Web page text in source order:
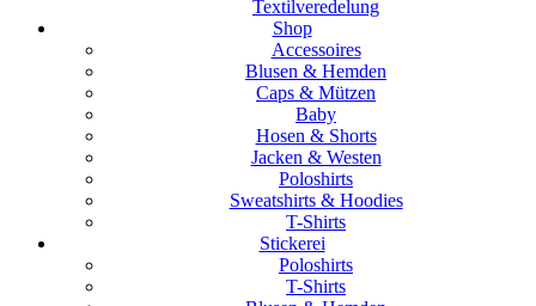
Textilveredelung
Shop
Accessoires
Blusen & Hemden
Caps & Mützen
Baby
Hosen & Shorts
Jacken & Westen
Poloshirts
Sweatshirts & Hoodies
T-Shirts
Stickerei
Poloshirts
T-Shirts